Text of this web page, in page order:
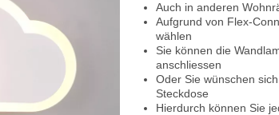
Auch in anderen
Aufgrund von Flex-
wählen
Sie können die
anschliessen
Oder Sie wünschen
Steckdose
Hierdurch können Sie